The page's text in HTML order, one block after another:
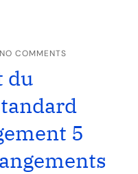
NO COMMENTS
du
5